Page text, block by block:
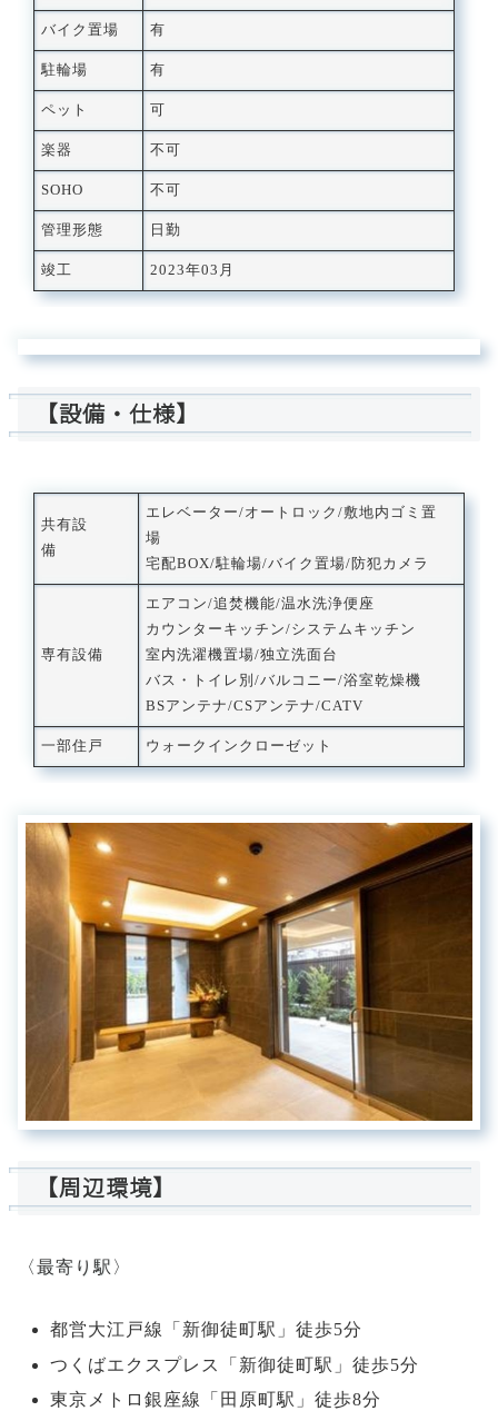
バイク置場 有
駐輪場 有
ペット 可
楽器 不可
SOHO 不可
管理形態 日勤
竣工 2023年03月
【設備・仕様】
共有設
備
エレベーター/オートロック/敷地内ゴミ置
場
宅配BOX/駐輪場/バイク置場/防犯カメラ
専有設備
エアコン/追焚機能/温水洗浄便座
カウンターキッチン/システムキッチン
室内洗濯機置場/独立洗面台
バス・トイレ別/バルコニー/浴室乾燥機
BSアンテナ/CSアンテナ/CATV
一部住戸 ウォークインクローゼット
【周辺環境】
〈最寄り駅〉
都営大江戸線「新御徒町駅」徒歩5分
つくばエクスプレス「新御徒町駅」徒歩5分
東京メトロ銀座線「田原町駅」徒歩8分